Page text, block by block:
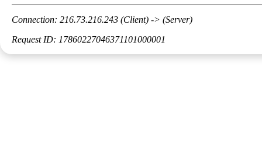
Connection: 216.73.216.243 (Client) -> (Server)
Request ID: 17860227046371101000001